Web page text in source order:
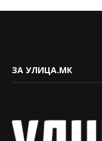
ЗА УЛИЦА.МК